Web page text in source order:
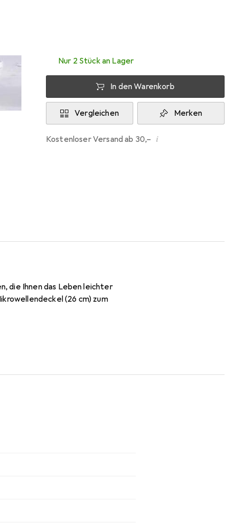
Nur 2 Stück an Lager
In den Warenkorb
Vergleichen Merken
Kostenloser Versand ab 30,– i
die Ihnen das Leben leichter
(26 cm) zum